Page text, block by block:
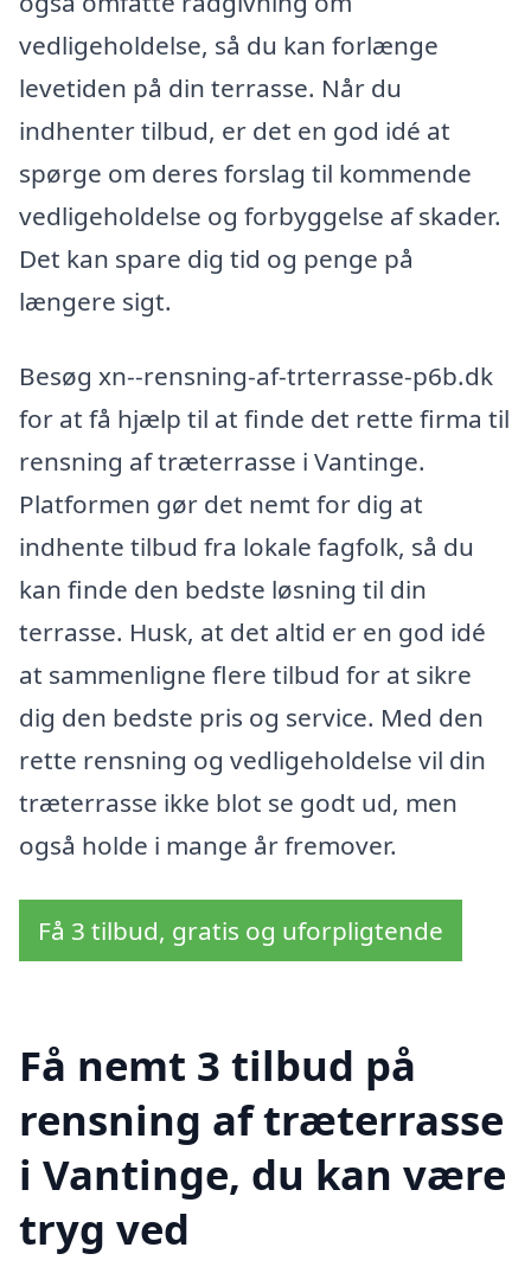
vedligeholdelse, så du kan forlænge
levetiden på din terrasse. Når du
indhenter tilbud, er det en god idé at
spørge om deres forslag til kommende
vedligeholdelse og forbyggelse af skader.
Det kan spare dig tid og penge på
længere sigt.
Besøg xn--rensning-af-trterrasse-p6b.dk
for at få hjælp til at finde det rette firma til
rensning af træterrasse i Vantinge.
Platformen gør det nemt for dig at
indhente tilbud fra lokale fagfolk, så du
kan finde den bedste løsning til din
terrasse. Husk, at det altid er en god idé
at sammenligne flere tilbud for at sikre
dig den bedste pris og service. Med den
rette rensning og vedligeholdelse vil din
træterrasse ikke blot se godt ud, men
også holde i mange år fremover.
Få 3 tilbud, gratis og uforpligtende
Få nemt 3 tilbud på
rensning af træterrasse
i Vantinge, du kan være
tryg ved